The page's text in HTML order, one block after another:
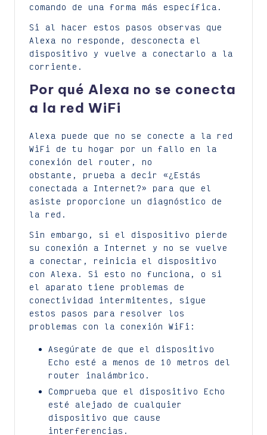
comando de una forma más específica.
Si al hacer estos pasos observas que
Alexa no responde, desconecta el
dispositivo y vuelve a conectarlo a la
corriente.
Por qué Alexa no se conecta
a la red WiFi
Alexa puede que no se conecte a la red
WiFi de tu hogar por un fallo en la
conexión del router, no
obstante, prueba a decir «¿Estás
conectada a Internet?» para que el
asiste proporcione un diagnóstico de
la red.
Sin embargo, si el dispositivo pierde
su conexión a Internet y no se vuelve
a conectar, reinicia el dispositivo
con Alexa. Si esto no funciona, o si
el aparato tiene problemas de
conectividad intermitentes, sigue
estos pasos para resolver los
problemas con la conexión WiFi:
Asegúrate de que el dispositivo
Echo esté a menos de 10 metros del
router inalámbrico.
Comprueba que el dispositivo Echo
esté alejado de cualquier
dispositivo que cause
interferencias.